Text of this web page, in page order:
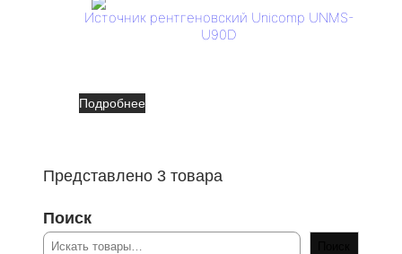
Источник рентгеновский Unicomp UNMS-
U90D
Подробнее
Представлено 3 товара
Поиск